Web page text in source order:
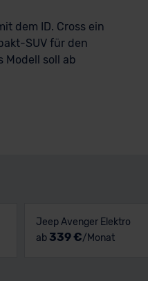
dem ID. Cross ein
SUV für den
Modell soll ab
Jeep Avenger Elektro
ab 339 €/Monat